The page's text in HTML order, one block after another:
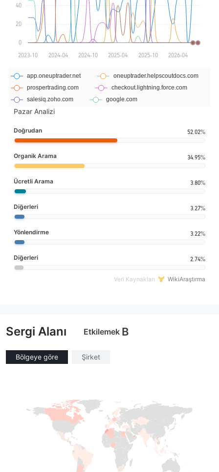
Pazar Analizi
Doğrudan 52.02%
Organik Arama 34.95%
Ücretli Arama 3.80%
Diğerleri 3.27%
Yönlendirme 3.22%
Diğerleri 2.74%
Veri Kaynakları WikiAraştırma
Sergi Alanı Etkilemek B
Bölgeye göre Şirket